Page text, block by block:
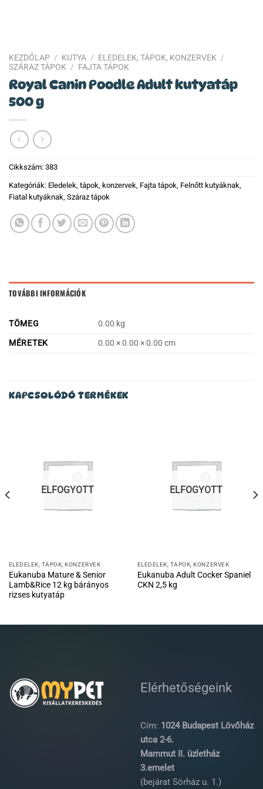
KEZDŐLAP / KUTYA / ELEDELEK, TÁPOK, KONZERVEK /
SZÁRAZ TÁPOK / FAJTA TÁPOK
Royal Canin Poodle Adult kutyatáp
500 g
Cikkszám: 383
Kategóriák: Eledelek, tápok, konzervek, Fajta tápok, Felnőtt kutyáknak,
Fiatal kutyáknak, Száraz tápok
TOVÁBBI INFORMÁCIÓK
TÖMEG
0.00 kg
MÉRETEK
0.00 × 0.00 × 0.00 cm
KAPCSOLÓDÓ TERMÉKEK
ELFOGYOTT
ELEDELEK, TÁPOK, KONZERVEK
Eukanuba Mature & Senior
Lamb&Rice 12 kg bárányos
rizses kutyatáp
ELFOGYOTT
ELEDELEK, TÁPOK, KONZERVEK
Eukanuba Adult Cocker Spaniel
CKN 2,5 kg
Elérhetőségeink
Cím: 1024 Budapest Lövőház
utca 2-6.
Mammut II. üzletház
3.emelet
(bejárat Sörház u. 1.)